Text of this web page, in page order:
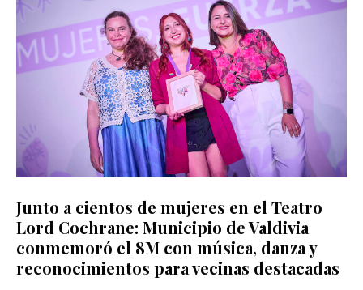
Junto a cientos de mujeres en el Teatro
Lord Cochrane: Municipio de Valdivia
conmemoró el 8M con música, danza y
reconocimientos para vecinas destacadas